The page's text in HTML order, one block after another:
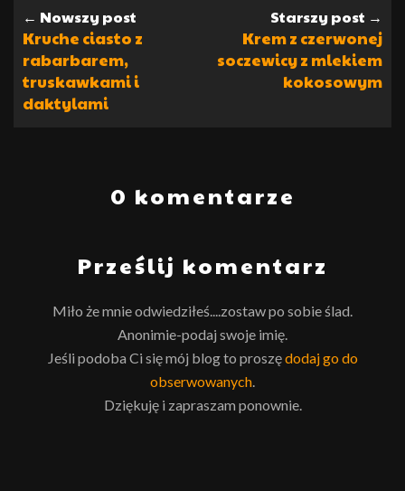
← Nowszy post
Kruche ciasto z
rabarbarem,
truskawkami i
daktylami
Starszy post →
Krem z czerwonej
soczewicy z mlekiem
kokosowym
0 komentarze
Prześlij komentarz
Miło że mnie odwiedziłeś....zostaw po sobie ślad.
Anonimie-podaj swoje imię.
Jeśli podoba Ci się mój blog to proszędodaj go do
obserwowanych
Dziękuję i zapraszam ponownie.